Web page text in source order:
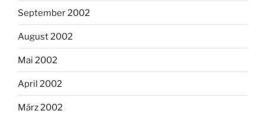
September 2002
August 2002
Mai 2002
April 2002
März 2002